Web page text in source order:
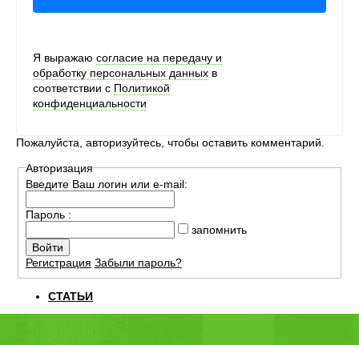
Я выражаю согласие на передачу и
обработку персональных данных в
соответствии с Политикой
конфиденциальности
Пожалуйста, авторизуйтесь, чтобы оставить комментарий.
Авторизация
Введите Ваш логин или e-mail:
Пароль :
запомнить
Регистрация Забыли пароль?
СТАТЬИ